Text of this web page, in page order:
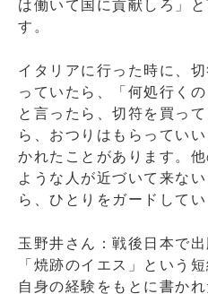
は働いて国に貢献しろ」
す。
イタリアに行った時に、
っていたら、「何処行く
と言ったら、切符を買っ
ら、おつりはもらってい
かれたことがあります。
ような人が近づいて来な
ら、ひとりをガードして
玉野井さん：戦後日本で
「焼跡のイエス」という
自身の経験をもとに書か